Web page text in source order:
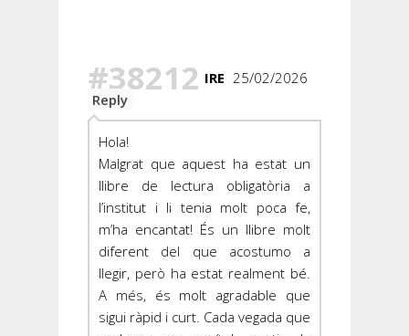
#38212 IRE 25/02/2026
Reply
Hola!
Malgrat que aquest ha estat un
llibre de lectura obligatòria a
l’institut i li tenia molt poca fe,
m’ha encantat! És un llibre molt
diferent del que acostumo a
llegir, però ha estat realment bé.
A més, és molt agradable que
sigui ràpid i curt. Cada vegada que